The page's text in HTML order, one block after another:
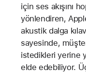
için ses akışını
yönlendiren,
akustik dalga
sayesinde,
istedikleri yerine
elde edebiliyor.